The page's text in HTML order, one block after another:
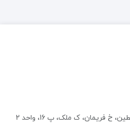
خ فریمان، ک ملک، پ 16، واحد 2